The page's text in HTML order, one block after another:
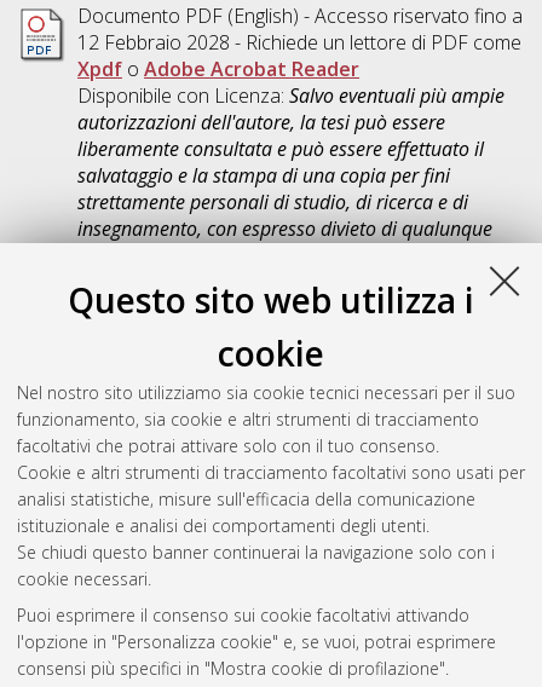
Questo sito web utilizza i
cookie
Nel nostro sito utilizziamo sia cookie tecnici necessari per il suo
funzionamento, sia cookie e altri strumenti di tracciamento
facoltativi che potrai attivare solo con il tuo consenso.
Cookie e altri strumenti di tracciamento facoltativi sono usati per
analisi statistiche, misure sull'efficacia della comunicazione
istituzionale e analisi dei comportamenti degli utenti.
Se chiudi questo banner continuerai la navigazione solo con i
cookie necessari.
Puoi esprimere il consenso sui cookie facoltativi attivando
l'opzione in "Personalizza cookie" e, se vuoi, potrai esprimere
consensi più specifici in "Mostra cookie di profilazione".
Documento PDF(English) - Accesso riservato fino a
12 Febbraio 2028 - Richiede un lettore di PDF come
Xpdfo Adobe Acrobat Reader
Disponibile con Licenza: Salvo eventuali più ampie
autorizzazioni dell'autore, la tesi può essere
liberamente consultata e può essere effettuato il
salvataggio e la stampa di una copia per fini
strettamente personali di studio, di ricerca e di
insegnamento, con espresso divieto di qualunque
Ogni altro diritto sul materiale è riservato
Download (5MB)|Contatta l'autore
Abstract
Altri metadati
Gestione del documento:
Atom
Rss 1.0
Rss 2.0